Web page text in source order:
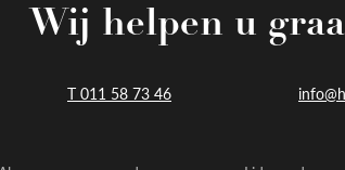
Wij helpen u
T 011 58 73 46